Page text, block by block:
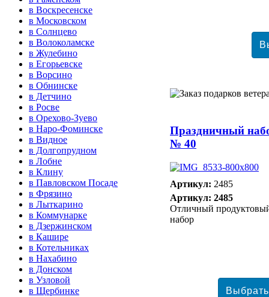
Праздничный
№ 40
Артикул: 2485
Артикул: 2485
Отличный
набор
в Воскресенске
в Московском
в Солнцево
в Волоколамске
в Жулебино
в Егорьевске
в Ворсино
в Обнинске
в Детчино
в Росве
в Орехово-Зуево
в Наро-Фоминске
в Видное
в Долгопрудном
в Лобне
в Клину
в Павловском Посаде
в Фрязино
в Лыткарино
в Коммунарке
в Дзержинском
в Кашире
в Котельниках
в Нахабино
в Донском
в Узловой
в Щербинке